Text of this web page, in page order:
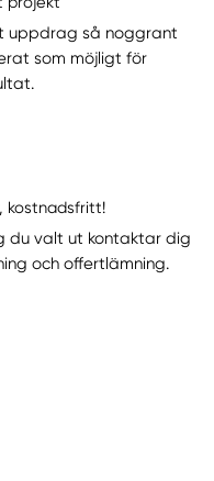
uppdrag så noggrant
som möjligt för
kostnadsfritt!
du valt ut kontaktar dig
och offertlämning.